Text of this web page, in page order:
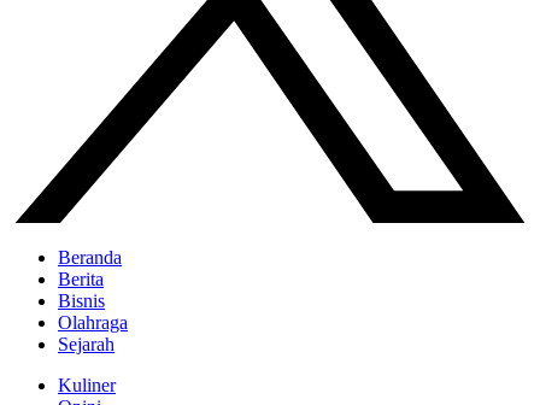
Beranda
Berita
Bisnis
Olahraga
Sejarah
Kuliner